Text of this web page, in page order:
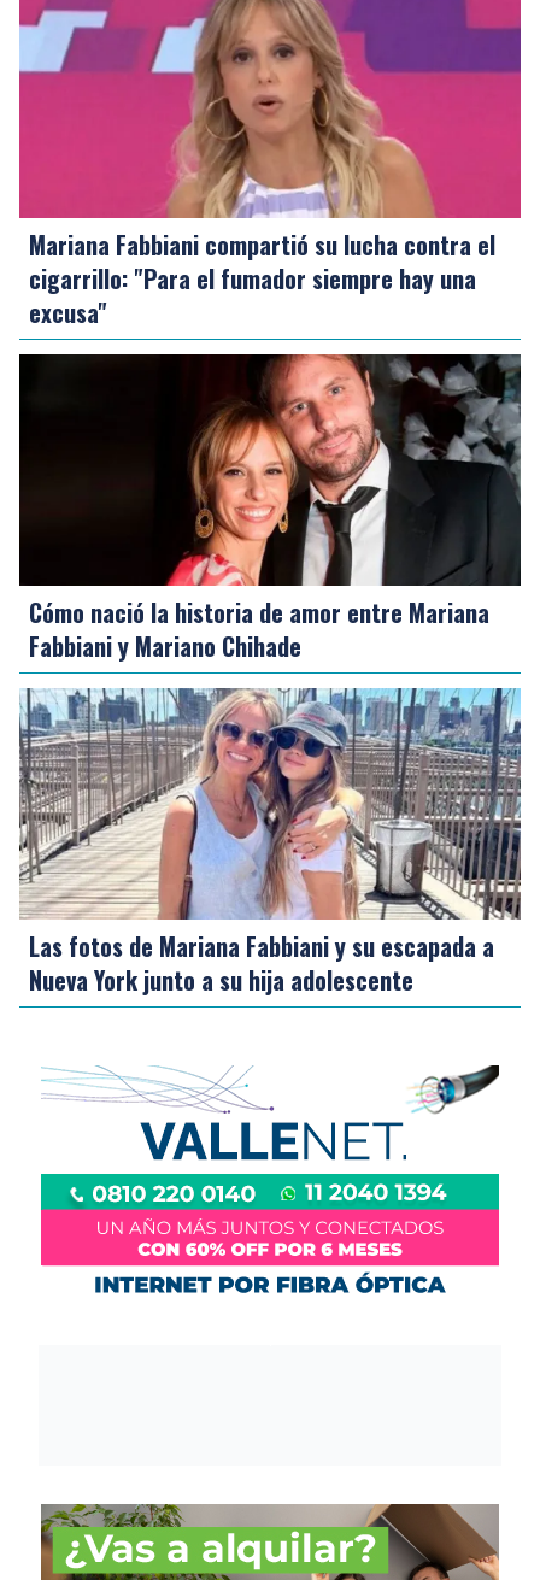
Mariana Fabbiani compartió su lucha contra el
cigarrillo: "Para el fumador siempre hay una
excusa"
Cómo nació la historia de amor entre Mariana
Fabbiani y Mariano Chihade
Las fotos de Mariana Fabbiani y su escapada a
Nueva York junto a su hija adolescente